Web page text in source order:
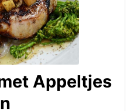
Appeltjes